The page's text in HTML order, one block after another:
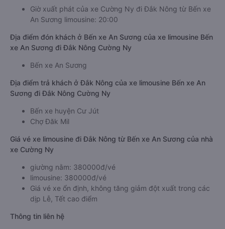
Giờ xuất phát của xe Cường Ny đi Đắk Nông từ Bến xe
An Sương limousine: 20:00
Địa điểm đón khách ở Bến xe An Sương của xe limousine Bến
xe An Sương đi Đắk Nông Cường Ny
Bến xe An Sương
Địa điểm trả khách ở Đắk Nông của xe limousine Bến xe An
Sương đi Đắk Nông Cường Ny
Bến xe huyện Cư Jút
Chợ Đăk Mil
Giá vé xe limousine đi Đắk Nông từ Bến xe An Sương của nhà
xe Cường Ny
giường nằm: 380000đ/vé
limousine: 380000đ/vé
Giá vé xe ổn định, không tăng giảm đột xuất trong các
dịp Lễ, Tết cao điểm
Thông tin liên hệ